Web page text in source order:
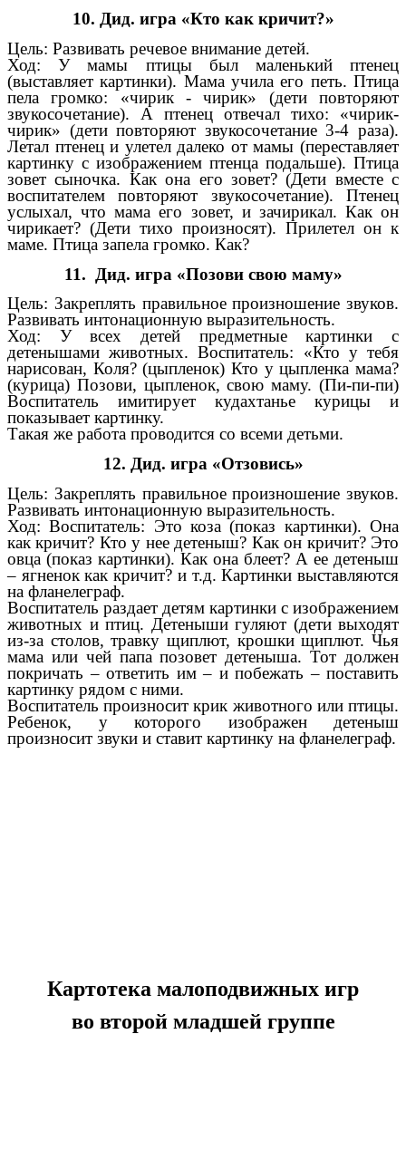
10. Дид. игра «Кто как кричит?»
Цель: Развивать речевое внимание детей.
Ход: У мамы птицы был маленький птенец
(выставляет картинки). Мама учила его петь. Птица
пела громко: «чирик - чирик» (дети повторяют
звукосочетание). А птенец отвечал тихо: «чирик-
чирик» (дети повторяют звукосочетание 3-4 раза).
Летал птенец и улетел далеко от мамы (переставляет
картинку с изображением птенца подальше). Птица
зовет сыночка. Как она его зовет? (Дети вместе с
воспитателем повторяют звукосочетание). Птенец
услыхал, что мама его зовет, и зачирикал. Как он
чирикает? (Дети тихо произносят). Прилетел он к
маме. Птица запела громко. Как?
11. Дид. игра «Позови свою маму»
Цель: Закреплять правильное произношение звуков.
Развивать интонационную выразительность.
Ход: У всех детей предметные картинки с
детенышами животных. Воспитатель: «Кто у тебя
нарисован, Коля? (цыпленок) Кто у цыпленка мама?
(курица) Позови, цыпленок, свою маму. (Пи-пи-пи)
Воспитатель имитирует кудахтанье курицы и
показывает картинку.
Такая же работа проводится со всеми детьми.
12. Дид. игра «Отзовись»
Цель: Закреплять правильное произношение звуков.
Развивать интонационную выразительность.
Ход: Воспитатель: Это коза (показ картинки). Она
как кричит? Кто у нее детеныш? Как он кричит? Это
овца (показ картинки). Как она блеет? А ее детеныш
– ягненок как кричит? и т.д. Картинки выставляются
на фланелеграф.
Воспитатель раздает детям картинки с изображением
животных и птиц. Детеныши гуляют (дети выходят
из-за столов, травку щиплют, крошки щиплют. Чья
мама или чей папа позовет детеныша. Тот должен
покричать – ответить им – и побежать – поставить
картинку рядом с ними.
Воспитатель произносит крик животного или птицы.
Ребенок, у которого изображен детеныш
произносит звуки и ставит картинку на фланелеграф.
Картотека малоподвижных игр
во второй младшей группе